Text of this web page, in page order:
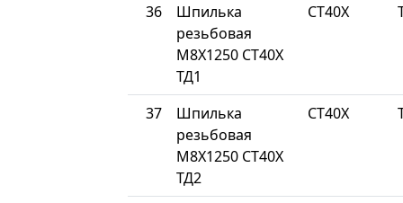
36
Шпилька
резьбовая
М8Х1250 СТ40Х
ТД1
СТ40Х
37
Шпилька
резьбовая
М8Х1250 СТ40Х
ТД2
СТ40Х